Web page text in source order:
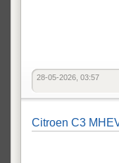
28-05-2026, 03:57
Citroen C3